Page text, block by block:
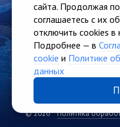
Единый доступ
© 2026 Политика
сайта. Продолжая
соглашаетесь с их
отключить cookies в
Подробнее — в
cookie и Политике
данных